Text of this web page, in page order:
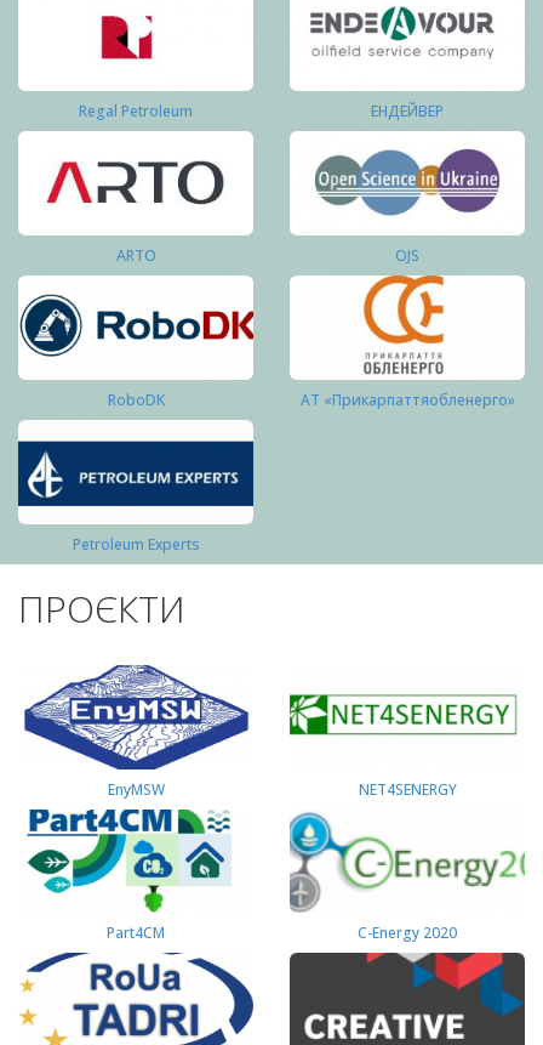
Regal Petroleum ЕНДЕЙВЕР
ARTO OJS
RoboDK АТ «Прикарпаттяобленерго»
Petroleum Experts
ПРОЄКТИ
EnyMSW NET4SENERGY
Part4СМ C-Energy 2020